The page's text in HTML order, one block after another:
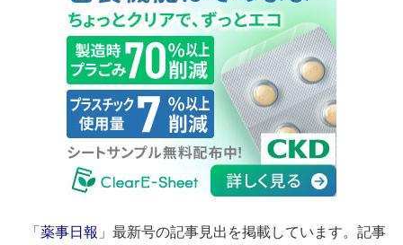
「薬事日報 」最新号の記事見出を掲載しています。記事